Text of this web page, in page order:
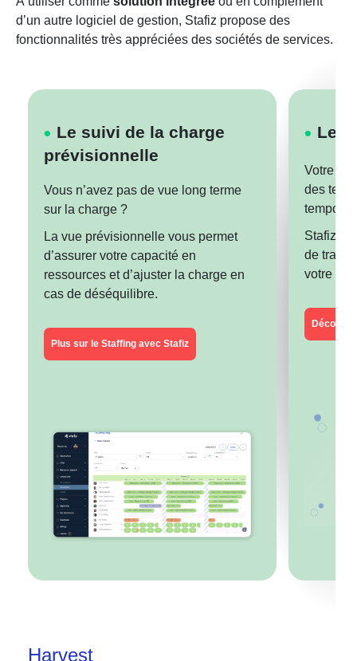
d’un autre logiciel de gestion, Stafiz propose des
fonctionnalités très appréciées des sociétés de services.
Le suivi de la charge
prévisionnelle
Vous n’avez pas de vue long terme
sur la charge ?
La vue prévisionnelle vous permet
d’assurer votre capacité en
ressources et d’ajuster la charge en
cas de déséquilibre.
Plus sur le Staffing avec Stafiz
Le
Votre
des
Stafiz
de
votre
Harvest